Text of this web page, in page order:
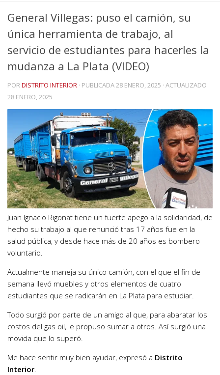
General Villegas: puso el camión, su
única herramienta de trabajo, al
servicio de estudiantes para hacerles la
mudanza a La Plata (VIDEO)
PORDISTRITO INTERIOR · PUBLICADA28 ENERO, 2025 · ACTUALIZADO
28 ENERO, 2025
Juan Ignacio Rigonat tiene un fuerte apego a la solidaridad, de
hecho su trabajo al que renunció tras 17 años fue en la
salud pública, y desde hace más de 20 años es bombero
voluntario.
Actualmente maneja su único camión, con el que el fin de
semana llevó muebles y otros elementos de cuatro
estudiantes que se radicarán en La Plata para estudiar.
Todo surgió por parte de un amigo al que, para abaratar los
costos del gas oil, le propuso sumar a otros. Así surgió una
movida que lo superó.
Me hace sentir muy bien ayudar, expresó a Distrito
Interior.